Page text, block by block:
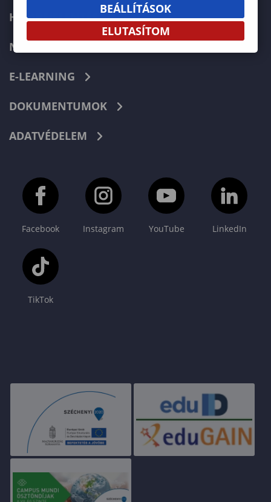
HIBABEJELENTÉS
NEPTUN
E-LEARNING
DOKUMENTUMOK
ADATVÉDELEM
Facebook Instagram YouTube LinkedIn
TikTok
BEÁLLÍTÁSOK
ELUTASÍTOM